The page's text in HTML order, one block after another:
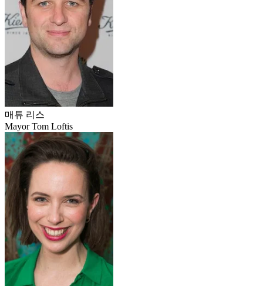
매튜 리스
Mayor Tom Loftis